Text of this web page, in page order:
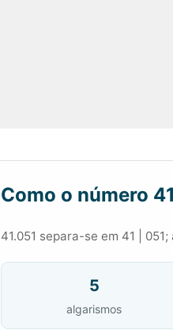
Como o número
41.051 separa-se em 41 |
5
algarismos